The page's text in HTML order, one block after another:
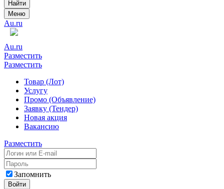
Найти
Меню
Au.ru
Au.ru
Разместить
Разместить
Товар (Лот)
Услугу
Промо (Объявление)
Заявку (Тендер)
Новая акция
Вакансию
Разместить
Запомнить
Войти